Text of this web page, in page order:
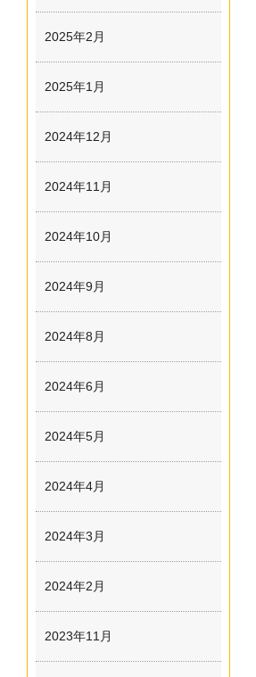
2025年2月
2025年1月
2024年12月
2024年11月
2024年10月
2024年9月
2024年8月
2024年6月
2024年5月
2024年4月
2024年3月
2024年2月
2023年11月